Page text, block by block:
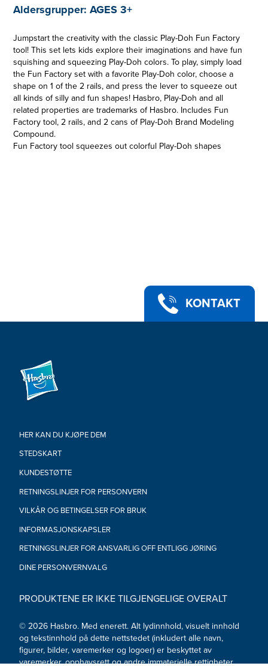
Aldersgrupper: AGES 3+
Jumpstart the creativity with the classic Play-Doh Fun Factory
tool! This set lets kids explore their imaginations and have fun
squishing and squeezing Play-Doh colors. To play, simply load
the Fun Factory set with a favorite Play-Doh color, choose a
shape on 1 of the 2 rails, and press the lever to squeeze out
all kinds of silly and fun shapes! Hasbro, Play-Doh and all
related properties are trademarks of Hasbro. Includes Fun
Factory tool, 2 rails, and 2 cans of Play-Doh Brand Modeling
Compound.
Fun Factory tool squeezes out colorful Play-Doh shapes
KONTAKT
HER KAN DU KJØPE DEM
STEDSKART
KUNDESTØTTE
RETNINGSLINJER FOR PERSONVERN
VILKÅR OG BETINGELSER FOR BRUK
INFORMASJONSKAPSLER
RETNINGSLINJER FOR ANSVARLIG OFF ENTLIGG JØRING
DINE PERSONVERNVALG
PRODUKTENE ER IKKE TILGJENGELIGE OVERALT
© 2026 Hasbro. Med enerett. Alt lydinnhold, visuelt innhold
og tekstinnhold på dette nettstedet (inkludert alle navn,
figurer, bilder, varemerker og logoer) er beskyttet av
varemerker, opphavsrett og andre immaterielle rettigheter